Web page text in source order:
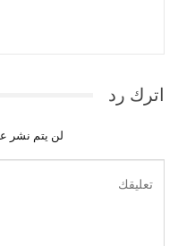
اترك رد
لن يتم نشر